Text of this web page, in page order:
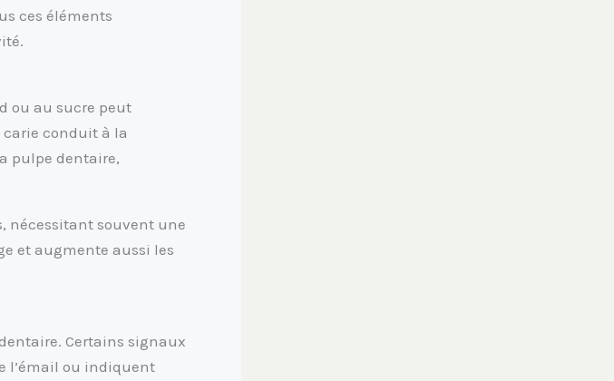
ces éléments
ou au sucre peut
carie conduit à la
pulpe dentaire,
nécessitant souvent une
et augmente aussi les
Certains signaux
l’émail ou indiquent